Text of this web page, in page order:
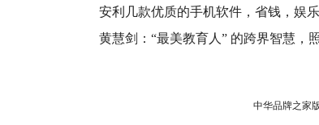
安利几款优质的手机软件，省钱，娱
有尽有
黄慧剑：“最美教育人” 的跨界智慧，
中华品牌之家